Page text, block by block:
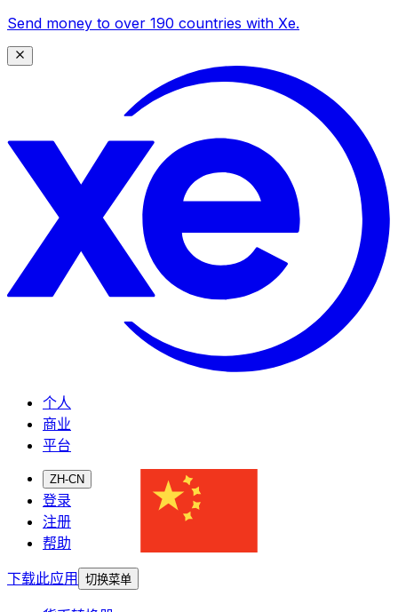
Send money to over 190 countries with Xe.
个人
商业
平台
ZH-CN
登录
注册
帮助
下载此应用
切换菜单